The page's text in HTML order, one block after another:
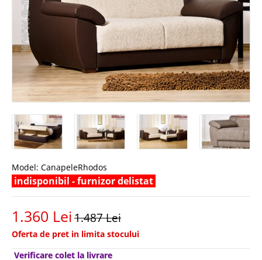
Model: CanapeleRhodos
indisponibil - furnizor delistat
1.360 Lei1.487 Lei
Oferta de pret in limita stocului
Verificare colet la livrare